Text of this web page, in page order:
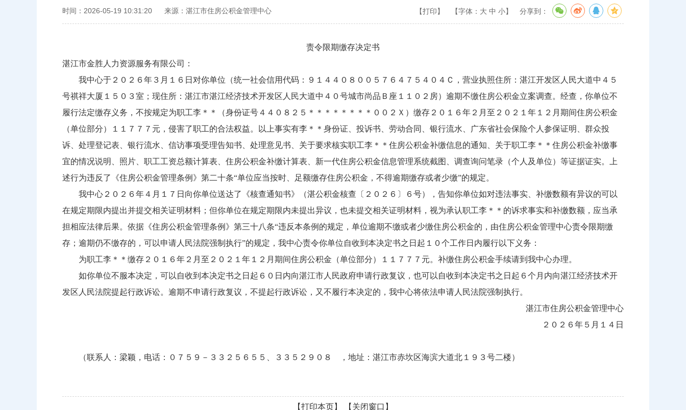
时间：2026-05-19 10:31:20 来源：湛江市住房公积金管理中心 【打印】 【字体： 大 中 小】 分享到：
责令限期缴存决定书
湛江市金胜人力资源服务有限公司：
我中心于２０２６年３月１６日对你单位（统一社会信用代码：９１４４０８００５７６４７５４０４Ｃ，营业执照住所：湛江开发区人民大道中４５
号祺祥大厦１５０３室；现住所：湛江市湛江经济技术开发区人民大道中４０号城市尚品Ｂ座１１０２房）逾期不缴住房公积金立案调查。经查，你单位不
履行法定缴存义务，不按规定为职工李＊＊（身份证号４４０８２５＊＊＊＊＊＊＊＊００２Ｘ）缴存２０１６年２月至２０２１年１２月期间住房公积金
（单位部分）１１７７７元，侵害了职工的合法权益。以上事实有李＊＊身份证、投诉书、劳动合同、银行流水、广东省社会保险个人参保证明、群众投
诉、处理登记表、银行流水、信访事项受理告知书、处理意见书、关于要求核实职工李＊＊住房公积金补缴信息的通知、关于职工李＊＊住房公积金补缴事
宜的情况说明、照片、职工工资总额计算表、住房公积金补缴计算表、新一代住房公积金信息管理系统截图、调查询问笔录（个人及单位）等证据证实。上
述行为违反了《住房公积金管理条例》第二十条“单位应当按时、足额缴存住房公积金，不得逾期缴存或者少缴”的规定。
我中心２０２６年４月１７日向你单位送达了《核查通知书》（湛公积金核查〔２０２６〕６号），告知你单位如对违法事实、补缴数额有异议的可以
在规定期限内提出并提交相关证明材料；但你单位在规定期限内未提出异议，也未提交相关证明材料，视为承认职工李＊＊的诉求事实和补缴数额，应当承
担相应法律后果。依据《住房公积金管理条例》第三十八条“违反本条例的规定，单位逾期不缴或者少缴住房公积金的，由住房公积金管理中心责令限期缴
存；逾期仍不缴存的，可以申请人民法院强制执行”的规定，我中心责令你单位自收到本决定书之日起１０个工作日内履行以下义务：
为职工李＊＊缴存２０１６年２月至２０２１年１２月期间住房公积金（单位部分）１１７７７元。补缴住房公积金手续请到我中心办理。
如你单位不服本决定，可以自收到本决定书之日起６０日内向湛江市人民政府申请行政复议，也可以自收到本决定书之日起６个月内向湛江经济技术开
发区人民法院提起行政诉讼。逾期不申请行政复议，不提起行政诉讼，又不履行本决定的，我中心将依法申请人民法院强制执行。
湛江市住房公积金管理中心
２０２６年５月１４日
（联系人：梁颖，电话：０７５９－３３２５６５５、３３５２９０８ ，地址：湛江市赤坎区海滨大道北１９３号二楼）
【打印本页】 【关闭窗口】